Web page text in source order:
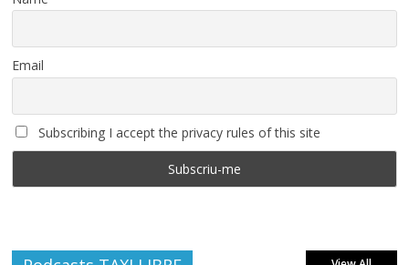
Email
Subscribing I accept the privacy rules of this site